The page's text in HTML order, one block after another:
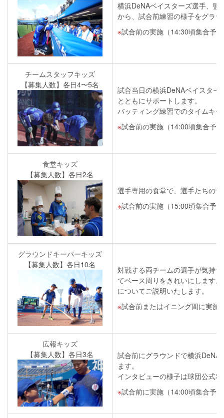
横浜DeNAベイスターズ選手、監
から、試合前練習の様子をグラ
試合前の実施（14:30頃集合予
チームスタッフキッズ
【募集人数】各日4〜5名
試合当日の横浜DeNAベイスタ
とともにサポートします。
バッティング練習でのタイムキ
試合前の実施（14:00頃集合予
食堂キッズ
【募集人数】各日2名
選手専用の食堂で、選手たちの
試合前の実施（15:00頃集合予
グラウンドキーパーキッズ
【募集人数】各日10名
対戦する両チームの選手が気持
てベース周りをきれいにします
についてご説明いたします。
試合前またはイニング間に実施
広報キッズ
【募集人数】各日3名
試合前にグラウンドで横浜
ます。
インタビューの様子は球団公式
試合前に実施（14:00頃集合予